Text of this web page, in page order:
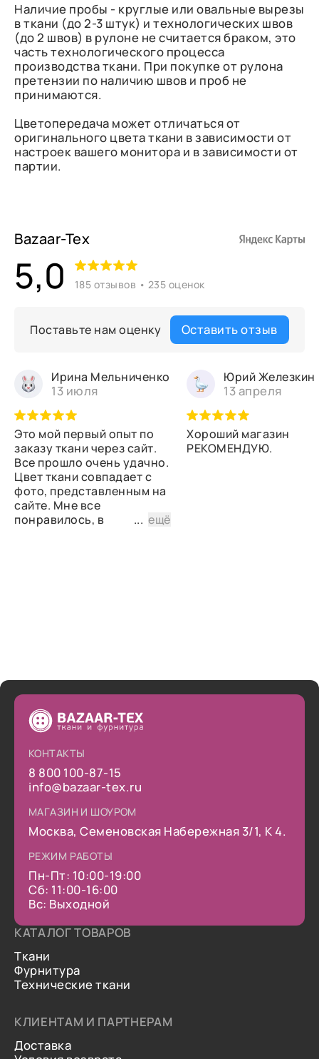
Наличие пробы - круглые или овальные вырезы
в ткани (до 2-3 штук) и технологических швов
(до 2 швов) в рулоне не считается браком, это
часть технологического процесса
производства ткани. При покупке от рулона
претензии по наличию швов и проб не
принимаются.
Цветопередача может отличаться от
оригинального цвета ткани в зависимости от
настроек вашего монитора и в зависимости от
партии.
Bazaar-Tex
5,0 185 отзывов • 235 оценок
Поставьте нам оценку Оставить отзыв
Ирина Мельниченко
13 июля
Это мой первый опыт по
заказу ткани через сайт.
Все прошло очень удачно.
Цвет ткани совпадает с
фото, представленным на
сайте. Мне все
понравилось, в
...ещё
Юрий Железкин
13 апреля
Хороший магазин
РЕКОМЕНДУЮ.
КОНТАКТЫ
8 800 100-87-15
info@bazaar-tex.ru
МАГАЗИН И ШОУРОМ
Москва, Семеновская Набережная 3/1, К 4.
РЕЖИМ РАБОТЫ
Пн-Пт: 10:00-19:00
Сб: 11:00-16:00
Вс: Выходной
КАТАЛОГ ТОВАРОВ
Ткани
Фурнитура
Технические ткани
КЛИЕНТАМ И ПАРТНЕРАМ
Доставка